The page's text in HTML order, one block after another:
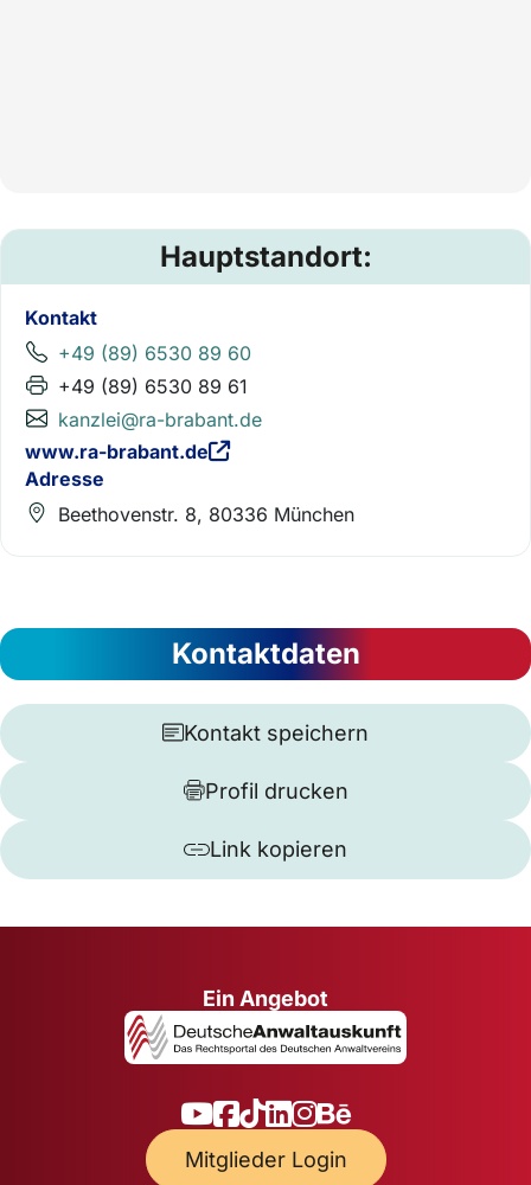
Hauptstandort:
Kontakt
+49 (89) 6530 89 60
+49 (89) 6530 89 61
kanzlei@ra-brabant.de
www.ra-brabant.de
Adresse
Beethovenstr. 8, 80336 München
Kontaktdaten
Kontakt speichern
Profil drucken
Link kopieren
Ein Angebot
Mitglieder Login